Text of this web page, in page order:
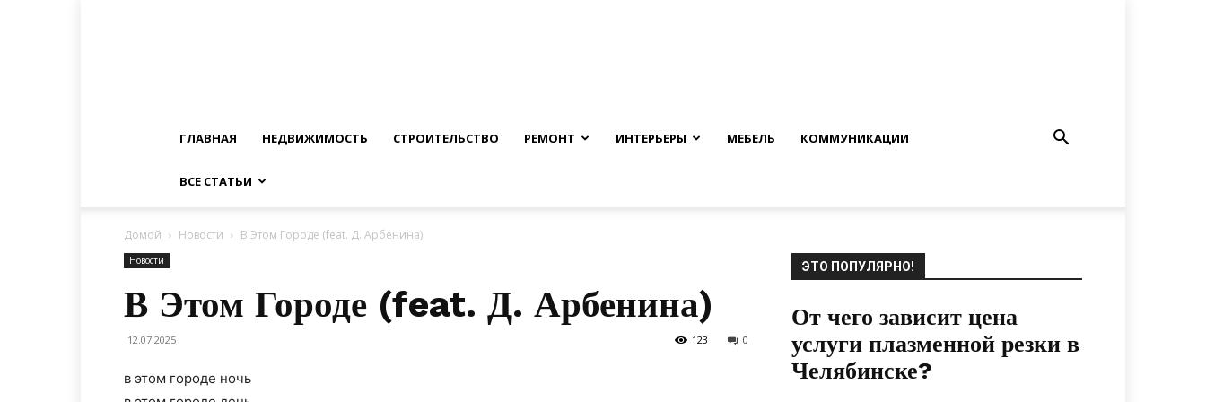
ГЛАВНАЯ НЕДВИЖИМОСТЬ СТРОИТЕЛЬСТВО РЕМОНТ ИНТЕРЬЕРЫ МЕБЕЛЬ КОММУНИКАЦИИ
ВСЕ СТАТЬИ
Домой Новости В Этом Городе (feat. Д. Арбенина)
Новости
В Этом Городе (feat. Д. Арбенина)
12.07.2025 0
123
в этом городе ночь
ЭТО ПОПУЛЯРНО!
От чего зависит цена
услуги плазменной резки в
Челябинске?
12.04.2021